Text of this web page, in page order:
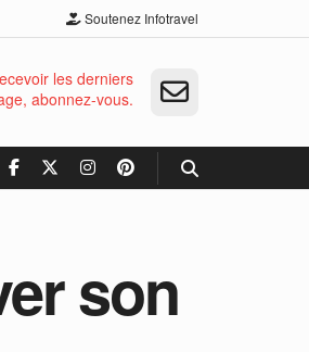
Soutenez Infotravel
les derniers
abonnez-vous.
son